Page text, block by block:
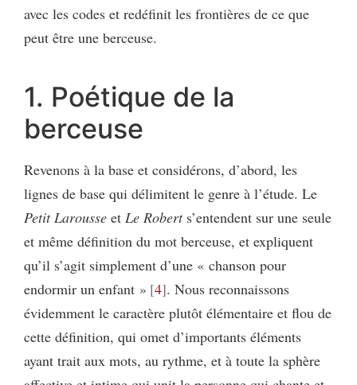
avec les codes et redéfinit les frontières de ce que
peut être une berceuse.
1. Poétique de la
berceuse
Revenons à la base et considérons, d’abord, les
lignes de base qui délimitent le genre à l’étude. Le
Petit Larousse et Le Roberts’entendent sur une seule
et même définition du mot berceuse, et expliquent
qu’il s’agit simplement d’une « chanson pour
endormir un enfant » 4 . Nous reconnaissons
évidemment le caractère plutôt élémentaire et flou de
cette définition, qui omet d’importants éléments
ayant trait aux mots, au rythme, et à toute la sphère